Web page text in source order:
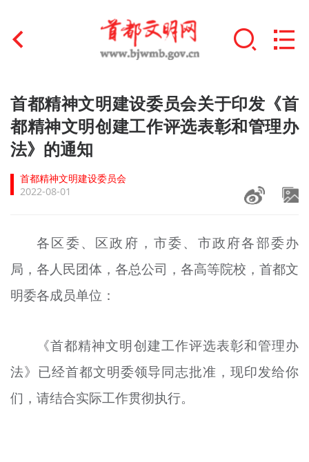
首页
文明创建
+
文明实践
文明培育
+
榜样人物
+
身边好人
北京宣传文化引导基金
宣传思想文化人才
首都精神文明建设委员会关于印发《首
都精神文明创建工作评选表彰和管理办
法》的通知
首都精神文明建设委员会
2022-08-01
各区委、区政府，市委、市政府各部委办
局，各人民团体，各总公司，各高等院校，首都文
明委各成员单位：
《首都精神文明创建工作评选表彰和管理办
法》已经首都文明委领导同志批准，现印发给你
们，请结合实际工作贯彻执行。